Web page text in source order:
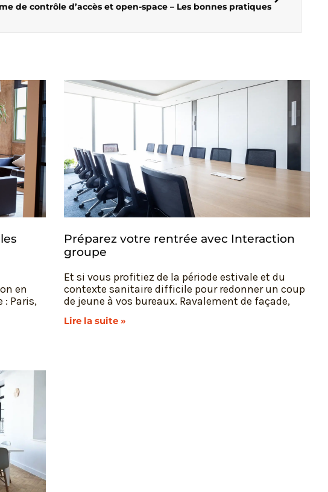
de contrôle d’accès et open-space – Les bonnes pratiques
en
: Paris,
Préparez votre rentrée avec Interaction
groupe
Et si vous profitiez de la période estivale et du
contexte sanitaire difficile pour redonner un coup
de jeune à vos bureaux. Ravalement de façade,
Lire la suite »